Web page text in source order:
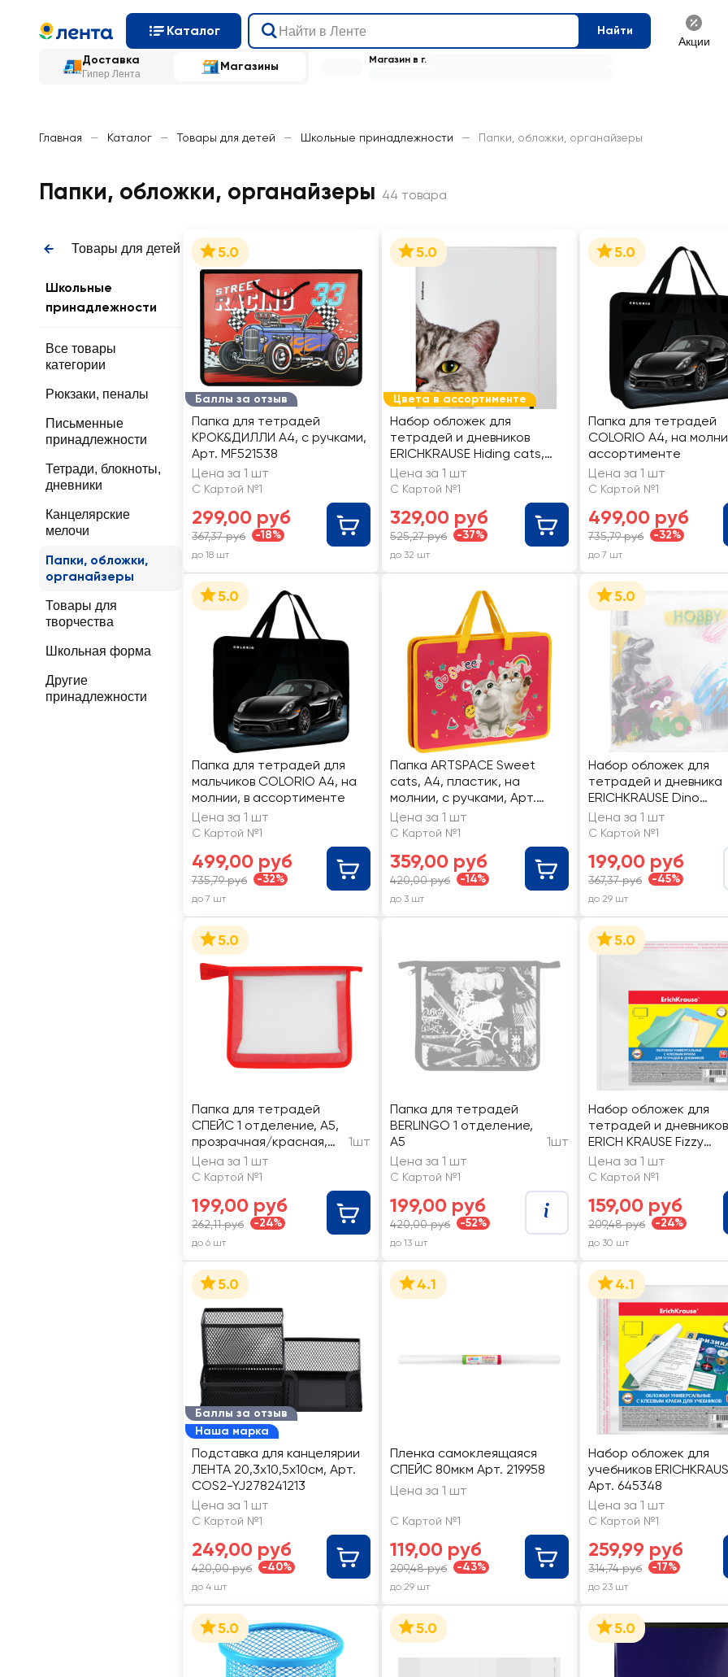
Каталог Найти
Акции
Доставка
Гипер Лента
Магазины Магазин в г.
Главная — Каталог — Товары для детей — Школьные принадлежности — Папки, обложки, органайзеры
Папки, обложки, органайзеры 44 товара
Товары для детей
Школьные
принадлежности
Все товары
категории
Рюкзаки, пеналы
Письменные
принадлежности
Тетради, блокноты,
дневники
Канцелярские
мелочи
Папки, обложки,
органайзеры
Товары для
творчества
Школьная форма
Другие
принадлежности
Баллы за отзыв
5.0
Папка для тетрадей
КРОК&ДИЛЛИ А4, с ручками,
Арт. MF521538
Цена за 1 шт
С Картой №1
299,00 руб
367,37 руб -18%
до 18 шт
Цвета в ассортименте
5.0
Набор обложек для
тетрадей и дневников
ERICHKRAUSE Hiding cats,
21,2х34,7см, в
ассортименте, Арт. 61128
Цена за 1 шт
С Картой №1
329,00 руб
525,27 руб -37%
до 32 шт
5.0
Папка для тетрадей
COLORIO А4, на
ассортименте
Цена за 1 шт
С Картой №1
499,00 руб
735,79 руб -32%
до 7 шт
5.0
Папка для тетрадей для
мальчиков COLORIO А4, на
молнии, в ассортименте
Цена за 1 шт
С Картой №1
499,00 руб
735,79 руб -32%
до 7 шт
Папка ARTSPACE Sweet
cats, А4, пластик, на
молнии, с ручками, Арт.
350246
Цена за 1 шт
С Картой №1
359,00 руб
420,00 руб -14%
до 3 шт
5.0
Набор обложек для
тетрадей и дневника
ERICHKRAUSE Dino
Hobb, пластиковые,
21,2х34,7см, 80мкм
Цена за 1 шт
С Картой №1
199,00 руб
367,37 руб -45%
до 29 шт
5.0
Папка для тетрадей
СПЕЙС 1 отделение, А5,
прозрачная/красная,
пластик, на молнии
1шт
Цена за 1 шт
С Картой №1
199,00 руб
262,11 руб -24%
до 6 шт
Папка для тетрадей
BERLINGO 1 отделение,
А5
1шт
Цена за 1 шт
С Картой №1
199,00 руб
420,00 руб -52%
до 13 шт
5.0
Набор обложек для
тетрадей и дневников
ERICH KRAUSE Fizzy
Clear пластиковые
44513
Цена за 1 шт
С Картой №1
159,00 руб
209,48 руб -24%
до 30 шт
Баллы за отзыв
Наша марка
5.0
Подставка для канцелярии
ЛЕНТА 20,3х10,5х10см, Арт.
COS2-YJ278241213
Цена за 1 шт
С Картой №1
249,00 руб
420,00 руб -40%
до 4 шт
4.1
Пленка самоклеящаяся
СПЕЙС 80мкм Арт. 219958
Цена за 1 шт
С Картой №1
119,00 руб
209,48 руб -43%
до 29 шт
4.1
Набор обложек для
учебников
Арт. 645348
Цена за 1 шт
С Картой №1
259,99 руб
314,74 руб -17%
до 23 шт
5.0 5.0 5.0